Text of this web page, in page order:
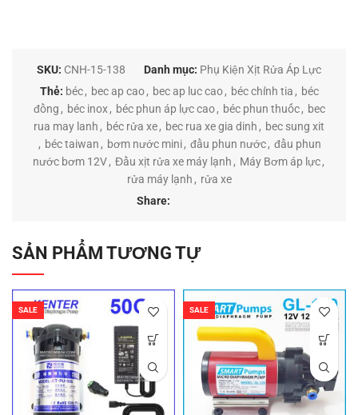
SKU: CNH-15-138 Danh mục: Phụ Kiện Xịt Rửa Áp Lực
Thẻ: béc , bec ap cao , bec ap luc cao , béc chỉnh tia , béc
đồng , béc inox , béc phun áp lực cao , béc phun thuốc , bec
rua may lanh , béc rửa xe, bec rua xe gia dinh , bec sung xit
, béc taiwan , bơm nước mini, đầu phun nước, đầu phun
nước bơm 12V , Đầu xịt rửa xe máy lạnh , Máy Bơm áp lực ,
rửa máy lạnh , rửa xe
Share:
SẢN PHẨM TƯƠNG TỰ
SALE SALE